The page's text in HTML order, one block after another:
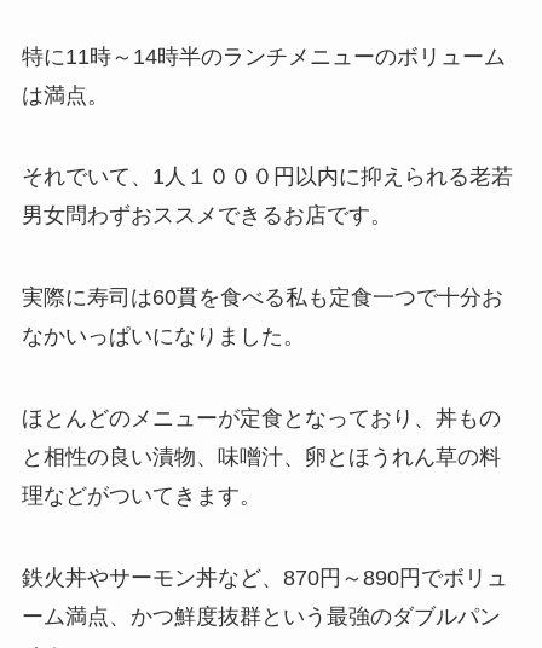
特に11時～14時半のランチメニューのボリューム
は満点。
それでいて、1人１０００円以内に抑えられる老若
男女問わずおススメできるお店です。
実際に寿司は60貫を食べる私も定食一つで十分お
なかいっぱいになりました。
ほとんどのメニューが定食となっており、丼もの
と相性の良い漬物、味噌汁、卵とほうれん草の料
理などがついてきます。
鉄火丼やサーモン丼など、870円～890円でボリュ
ーム満点、かつ鮮度抜群という最強のダブルパン